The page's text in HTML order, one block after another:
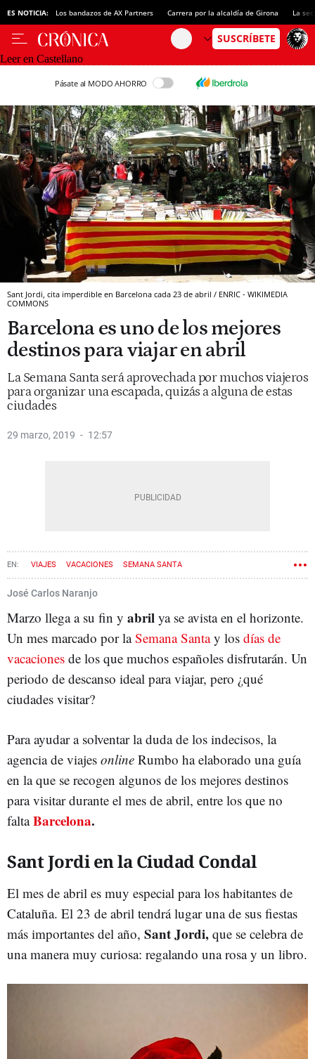
ES NOTICIA: Los bandazos de AX Partners Carrera por la alcaldía de Girona La
Leer en Castellano
Pásate al MODO AHORRO
Sant Jordi, cita imperdible en Barcelona cada 23 de abril / ENRIC - WIKIMEDIA
COMMONS
Barcelona es uno de los mejores
destinos para viajar en abril
La Semana Santa será aprovechada por muchos viajeros
para organizar una escapada, quizás a alguna de estas
ciudades
29 marzo, 2019 12:57
VIAJES VACACIONES SEMANA SANTA
José Carlos Naranjo
Marzo llega a su fin y abril ya se avista en el horizonte.
Un mes marcado por laSemana Santay los días de
vacaciones de los que muchos españoles disfrutarán. Un
periodo de descanso ideal para viajar, pero ¿qué
ciudades visitar?
Para ayudar a solventar la duda de los indecisos, la
agencia de viajes online Rumbo ha elaborado una guía
en la que se recogen algunos de los mejores destinos
para visitar durante el mes de abril, entre los que no
faltaBarcelona.
Sant Jordi en la Ciudad Condal
El mes de abril es muy especial para los habitantes de
Cataluña. El 23 de abril tendrá lugar una de sus fiestas
más importantes del año, Sant Jordi, que se celebra de
una manera muy curiosa: regalando una rosa y un libro.